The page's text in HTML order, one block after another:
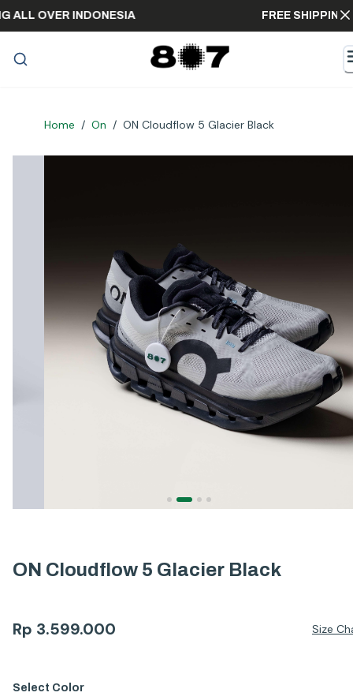
ALL OVER INDONESIA FREE
Home / On / ON Cloudflow 5 Glacier Black
ON Cloudflow 5 Glacier Black
Rp 3.599.000 Size
Select Color